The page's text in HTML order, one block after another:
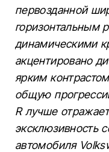
первозданной
горизонтальным
динамическими
акцентировано
ярким
общую
R лучше
эксклюзивность
автомобиля